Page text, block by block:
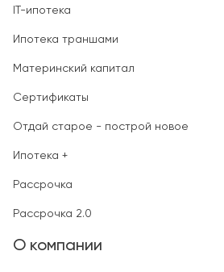
IT-ипотека
Ипотека траншами
Материнский капитал
Сертификаты
Отдай старое - построй новое
Ипотека +
Рассрочка
Рассрочка 2.0
О компании